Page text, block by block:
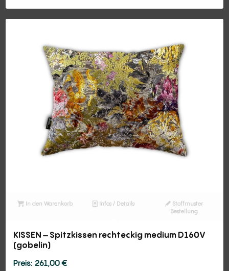
In den Warenkorb Infos / Details
Stoffmuster
Bestellung
KISSEN – Spitzkissen rechteckig medium D160V
(gobelin)
261,00€